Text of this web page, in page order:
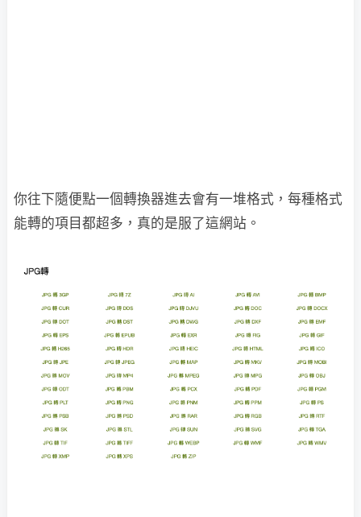
你往下隨便點一個轉換器進去會有一堆格式，每種格式
能轉的項目都超多，真的是服了這網站。